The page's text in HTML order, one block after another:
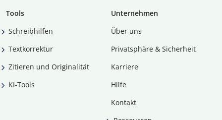
Tools
Schreibhilfen
Textkorrektur
Zitieren und Originalität
KI-Tools
Unternehmen
Über uns
Privatsphäre & Sicherheit
Karriere
Hilfe
Kontakt